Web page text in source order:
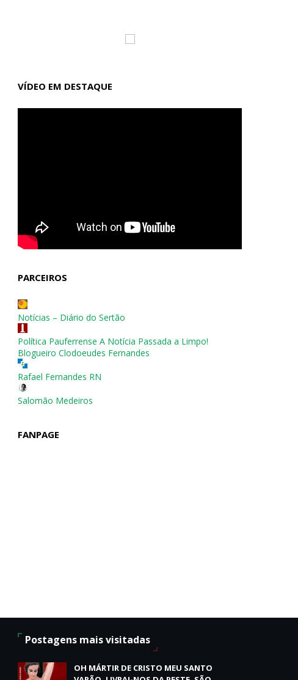
VÍDEO EM DESTAQUE
PARCEIROS
Notícias – Diário do Sertão
Política Pauferrense A Notícia Passada a Limpo!
Blogueiro Clodoeudes Fernandes
Rafael Fernandes RN
Salomão Medeiros
FANPAGE
Postagens mais visitadas
OH MÁRTIR DE CRISTO MEU SANTO